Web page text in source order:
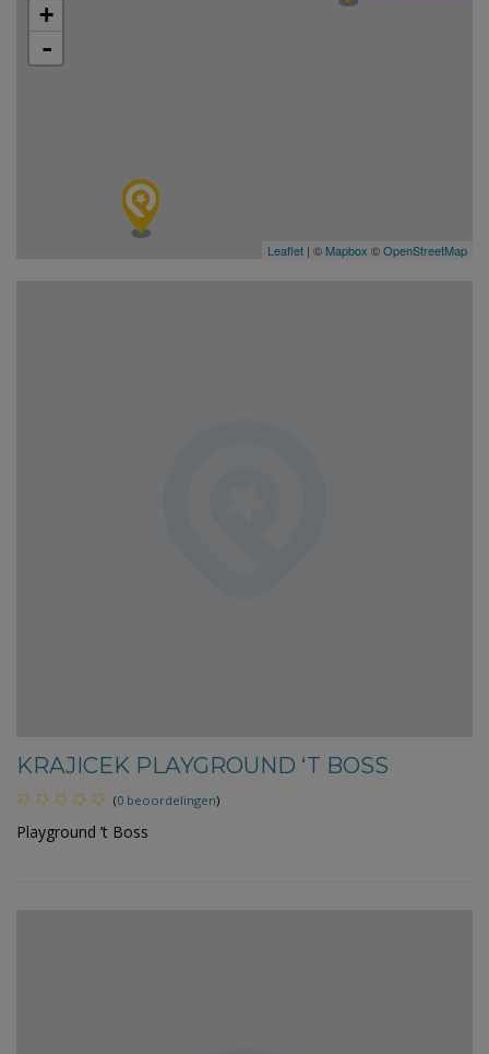
+
-
Leaflet | © Mapbox ©OpenStreetMap
KRAJICEK PLAYGROUND ‘T BOSS
(0 beoordelingen)
Playground ’t Boss